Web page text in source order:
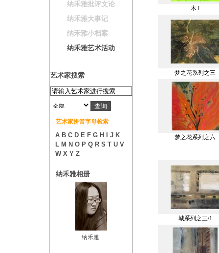
纳禾雅批评文论
纳禾雅大事记
纳禾雅小档案
纳禾雅艺术活动
艺术家搜索
艺术家拼音字母检索
A B C D E F G H J K
L M N O P Q R S T U V
W X Y Z
纳禾雅相册
纳禾雅.
木.l
梦之花系列之三
梦之花系列之六
城系列之三/1